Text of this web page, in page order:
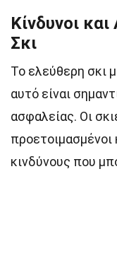
Κίνδυνοι
Σκι
Το ελεύθερη σκι
αυτό είναι
ασφαλείας. Οι
προετοιμασμένοι
κινδύνους που